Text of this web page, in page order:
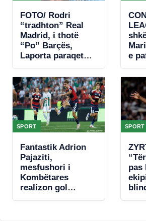
FOTO/ Rodri
“tradhton” Real
Madrid, i thotë
“Po” Barçës,
Laporta paraqet
zyrtare
e
SPORT
Fantastik Adrion
Pajaziti,
mesfushori i
Kombëtares
realizon gol
SPORT
pas